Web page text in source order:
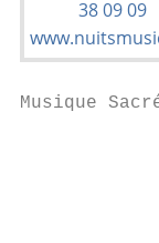
Musique